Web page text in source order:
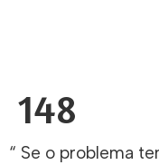
148
“ Se o problema